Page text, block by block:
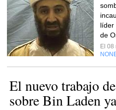
líder
de
El 08
El nuevo trabajo
sobre Bin Laden